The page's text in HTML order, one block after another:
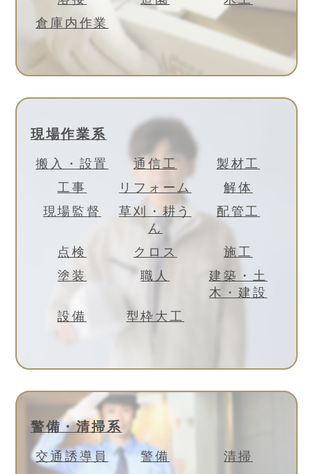
倉庫内作業
現場作業系
搬入・設置 通信工
製材工
工事
リフォーム
解体
現場監督
草刈・耕う
ん
配管工
点検 クロス
施工
塗装
職人
建築・土
木・建設
設備
型枠大工
警備・清掃系
交通誘導員 警備 清掃